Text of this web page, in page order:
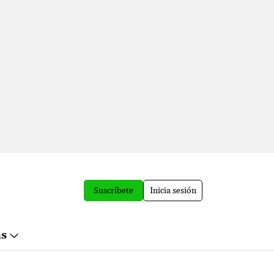
Suscríbete Inicia sesión